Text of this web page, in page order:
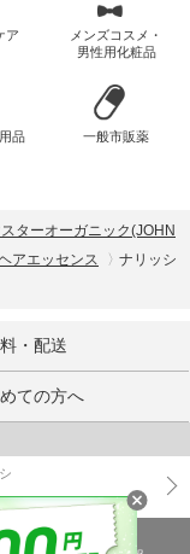
ア
メンズコスメ・
男性用化粧品
品 一般市販薬
ターオーガニック(JOHN
アエッセンス
ナリッシ
・配送
ての方へ